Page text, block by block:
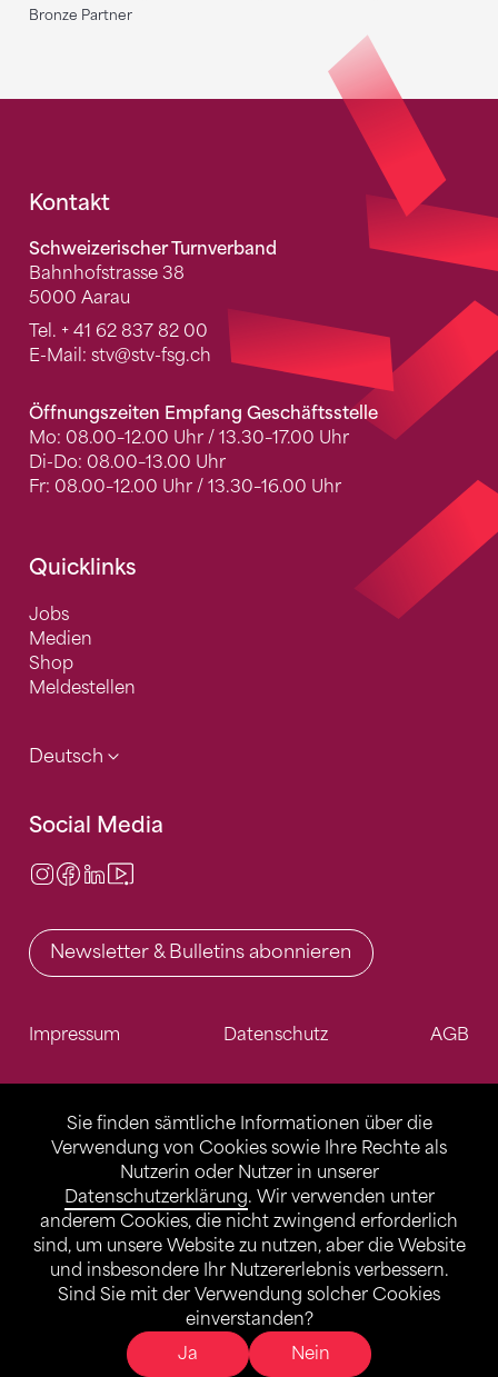
Sie finden sämtliche Informationen über die
Verwendung von Cookies sowie Ihre Rechte als
Nutzerin oder Nutzer in unserer
Datenschutzerklärung. Wir verwenden unter
anderem Cookies, die nicht zwingend erforderlich
sind, um unsere Website zu nutzen, aber die Website
und insbesondere Ihr Nutzererlebnis verbessern.
Sind Sie mit der Verwendung solcher Cookies
einverstanden?
Ja
Nein
Bronze Partner
Fusszeile
Kontakt
Schweizerischer Turnverband
Bahnhofstrasse 38
5000 Aarau
Tel. + 41 62 837 82 00
E-Mail: stv@stv-fsg.ch
Öffnungszeiten Empfang Geschäftsstelle
Mo: 08.00–12.00 Uhr / 13.30–17.00 Uhr
Di-Do: 08.00–13.00 Uhr
Fr: 08.00–12.00 Uhr / 13.30–16.00 Uhr
Quicklinks
Jobs
Medien
Shop
Meldestellen
Deutsch
Social Media
Instagram
Facebook
LinkedIn
Newsletter & Bulletins abonnieren
Impressum Datenschutz AGB